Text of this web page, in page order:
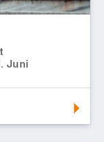
Juni